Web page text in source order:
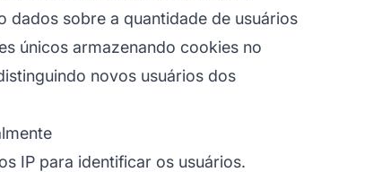
sobre a quantidade de usuários
únicos armazenando cookies no
novos usuários dos
IP para identificar os usuários.